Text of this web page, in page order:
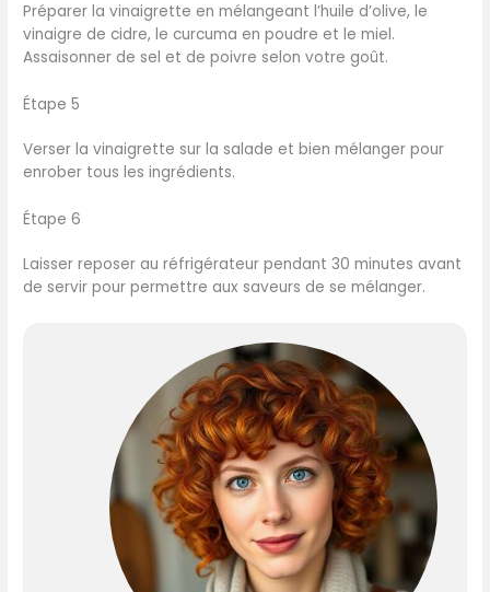
Préparer la vinaigrette en mélangeant l’huile d’olive, le
vinaigre de cidre, le curcuma en poudre et le miel.
Assaisonner de sel et de poivre selon votre goût.
Étape 5
Verser la vinaigrette sur la salade et bien mélanger pour
enrober tous les ingrédients.
Étape 6
Laisser reposer au réfrigérateur pendant 30 minutes avant
de servir pour permettre aux saveurs de se mélanger.